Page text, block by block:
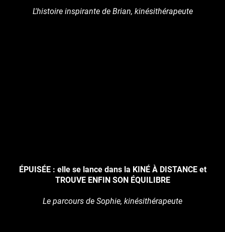
L'histoire inspirante de Brian, kinésithérapeute
ÉPUISÉE : elle se lance dans la KINÉ À DISTANCE et
TROUVE ENFIN SON ÉQUILIBRE
Le parcours de Sophie, kinésithérapeute